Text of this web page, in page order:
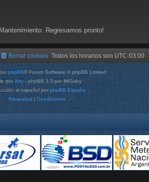
Regresamos pronto!
Todos los horarios son UTC-03:00
Borrar cookies
phpBB® Forum Software © phpBB Limited
por Arty - phpBB 3.3 por MrGaby
al español por phpBB España
Privacidad | Condiciones